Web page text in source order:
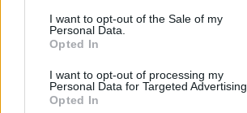
I want to opt-out of the Sale of my
Personal Data.
Opted In
I want to opt-out of processing my
Personal Data for Targeted Advertising.
Opted In